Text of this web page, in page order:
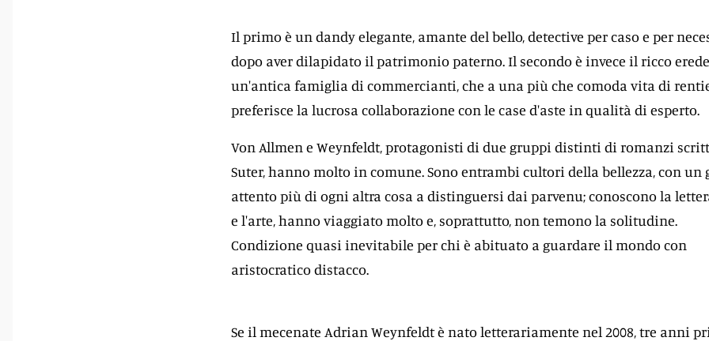
Il primo è un dandy elegante, amante del bello, detective per caso e per
dopo aver dilapidato il patrimonio paterno. Il secondo è invece il ricco
un'antica famiglia di commercianti, che a una più che comoda vita di
preferisce la lucrosa collaborazione con le case d'aste in qualità di esperto.
Von Allmen e Weynfeldt, protagonisti di due gruppi distinti di romanzi
Suter, hanno molto in comune. Sono entrambi cultori della bellezza, con un
attento più di ogni altra cosa a distinguersi dai parvenu; conoscono la
e l'arte, hanno viaggiato molto e, soprattutto, non temono la solitudine.
Condizione quasi inevitabile per chi è abituato a guardare il mondo con
aristocratico distacco.
Se il mecenate Adrian Weynfeldt è nato letterariamente nel 2008, tre anni